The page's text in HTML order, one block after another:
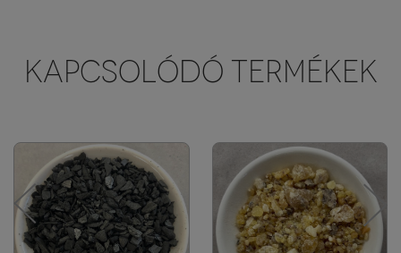
KAPCSOLÓDÓ TERMÉKEK